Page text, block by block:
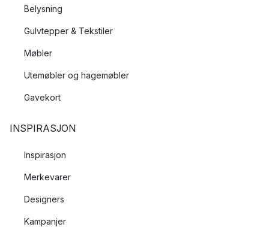
Belysning
Gulvtepper & Tekstiler
Møbler
Utemøbler og hagemøbler
Gavekort
INSPIRASJON
Inspirasjon
Merkevarer
Designers
Kampanjer